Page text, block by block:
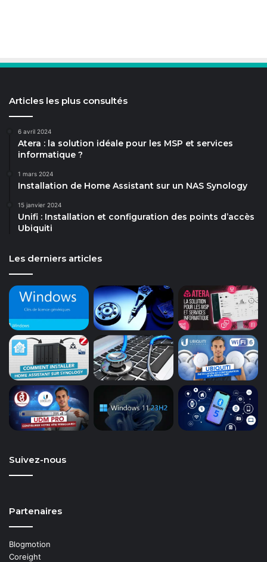
Articles les plus consultés
6 avril 2024
Atera : la solution idéale pour les MSP et services
informatique ?
1 mars 2024
Installation de Home Assistant sur un NAS Synology
15 janvier 2024
Unifi : Installation et configuration des points d’accès
Ubiquiti
Les derniers articles
Suivez-nous
Partenaires
Blogmotion
Coreight